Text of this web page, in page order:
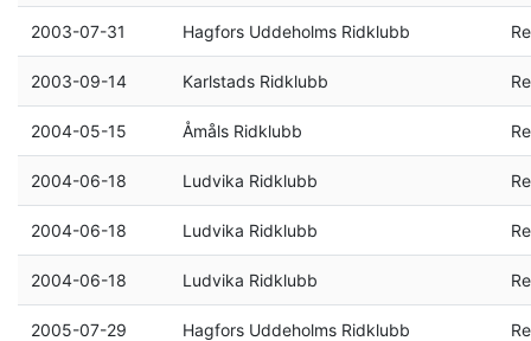
2003-07-31 Hagfors Uddeholms Ridklubb
2003-09-14 Karlstads Ridklubb
2004-05-15 Åmåls Ridklubb
2004-06-18 Ludvika Ridklubb
2004-06-18 Ludvika Ridklubb
2004-06-18 Ludvika Ridklubb
2005-07-29 Hagfors Uddeholms Ridklubb